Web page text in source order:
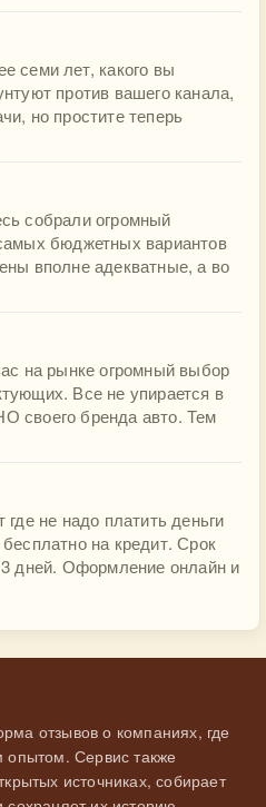
семи лет, какого вы
против вашего канала,
но простите теперь
собрали огромный
бюджетных вариантов
вполне адекватные, а во
на рынке огромный выбор
Все не упирается в
своего бренда авто. Тем
не надо платить деньги
на кредит. Срок
дней. Оформление онлайн и
отзывов о компаниях, где
опытом. Сервис также
источниках, собирает